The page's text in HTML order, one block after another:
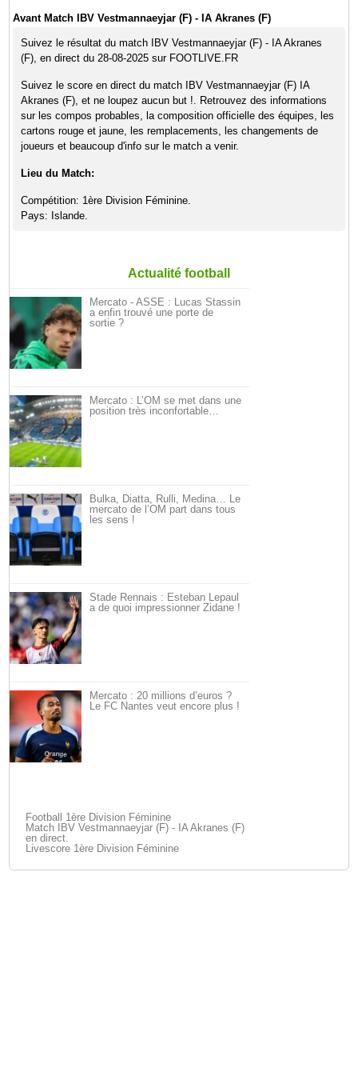
Avant Match IBV Vestmannaeyjar (F) - IA Akranes (F)
Suivez le résultat du match IBV Vestmannaeyjar (F) - IA Akranes
(F), en direct du 28-08-2025 sur FOOTLIVE.FR
Suivez le score en direct du match IBV Vestmannaeyjar (F) IA
Akranes (F), et ne loupez aucun but !. Retrouvez des informations
sur les compos probables, la composition officielle des équipes, les
cartons rouge et jaune, les remplacements, les changements de
joueurs et beaucoup d'info sur le match a venir.
Lieu du Match:
Compétition: 1ère Division Féminine.
Pays: Islande.
Actualité football
Mercato - ASSE : Lucas Stassin
a enfin trouvé une porte de
sortie ?
Mercato : L’OM se met dans une
position très inconfortable…
Bulka, Diatta, Rulli, Medina… Le
mercato de l’OM part dans tous
les sens !
Stade Rennais : Esteban Lepaul
a de quoi impressionner Zidane !
Mercato : 20 millions d’euros ?
Le FC Nantes veut encore plus !
Football 1ère Division Féminine
Match IBV Vestmannaeyjar (F) - IA Akranes (F)
en direct.
Livescore 1ère Division Féminine